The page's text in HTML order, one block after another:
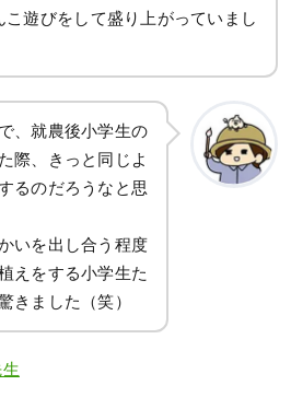
こ遊びをして盛り上がっていまし
、就農後小学生の
際、きっと同じよ
るのだろうなと思
いを出し合う程度
えをする小学生た
きました（笑）